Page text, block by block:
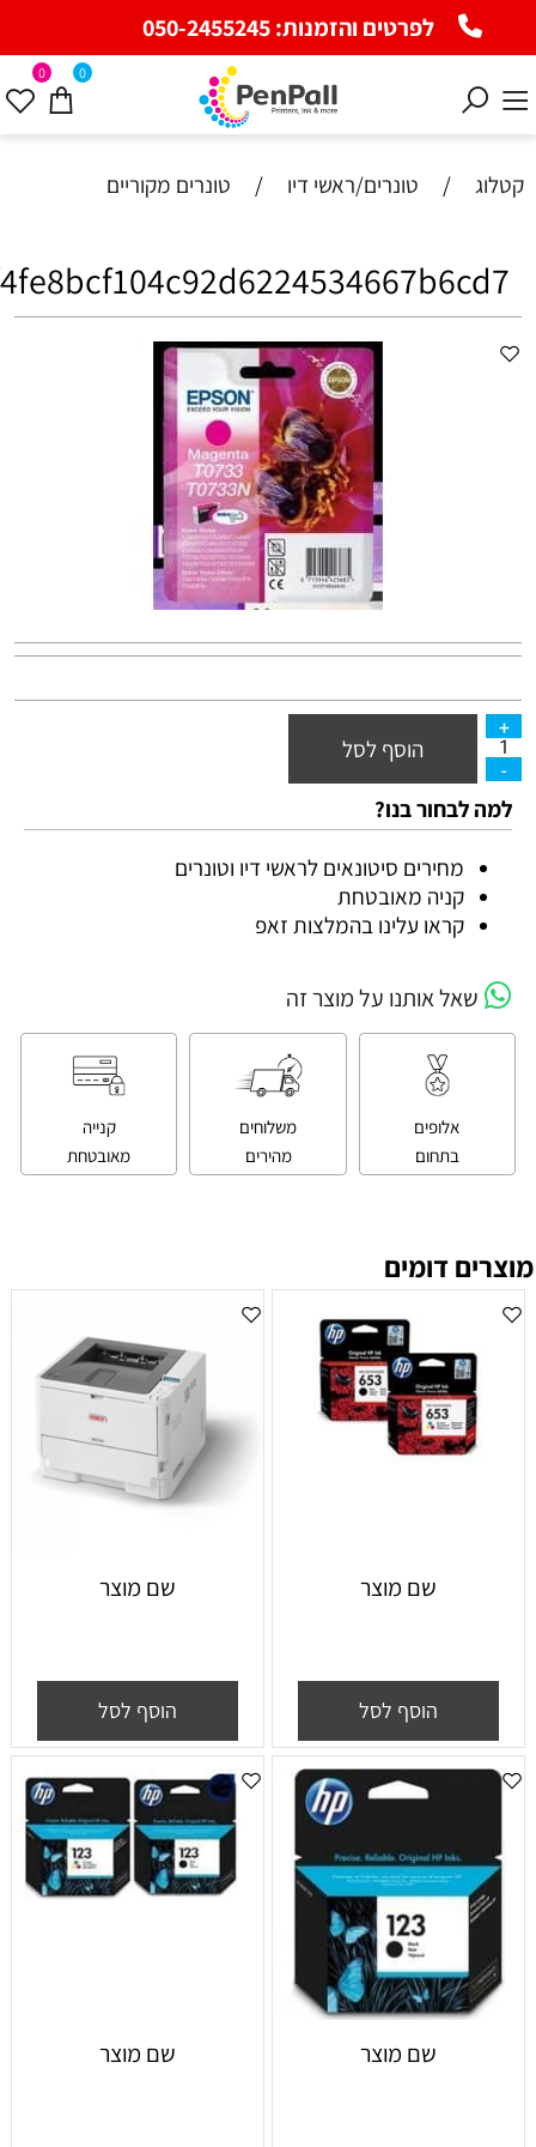
לפרטים והזמנות:050-2455245
0
/ טונרים/ראשי דיו / טונרים מקוריים
הוסף לסל
לבחור בנו?
מחירים סיטונאים לראשי דיו וטונרים
קניה מאובטחת
קראו עלינו בהמלצות זאפ
שאל אותנו על מוצר זה
משלוחים
מאובטחת
דומים
שם מוצר
הוסף לסל
שם מוצר
הוסף לסל
שם מוצר שם מוצר